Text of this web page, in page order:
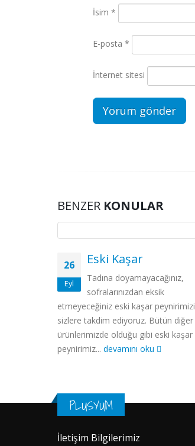
İsim *
E-posta *
İnternet sitesi
BENZER KONULAR
26
Eyl
Eski Kaşar
Tadına doyamayacağınız,
sofralarınızdan eksik
etmeyeceğiniz eski kaşar peynirimizi
sizlere takdim ediyoruz. Bütün diğer
ürünlerimizde olduğu gibi eski kaşar
peynirimiz... devamını oku
PLUSYUM
İletişim Bilgilerimiz